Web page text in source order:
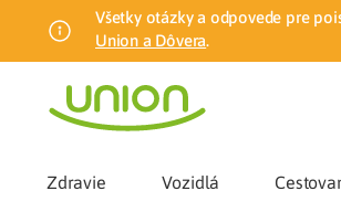
Všetky otázky a odpovede pre
Union a Dôvera.
Zdravie Vozidlá